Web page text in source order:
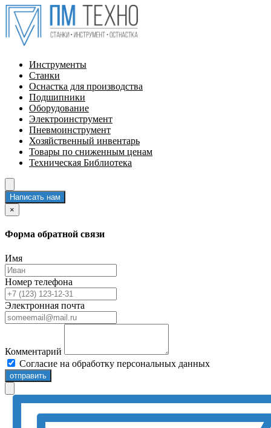
Инструменты
Станки
Оснастка для производства
Подшипники
Оборудование
Электроинструмент
Пневмоинструмент
Хозяйственный инвентарь
Товары по сниженным ценам
Техническая Библиотека
Написать нам
×
Форма обратной связи
Имя
Номер телефона
Электронная почта
Комментарий
Согласие на обработку персональных данных
отправить